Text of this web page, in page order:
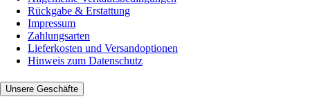
Rückgabe & Erstattung
Impressum
Zahlungsarten
Lieferkosten und Versandoptionen
Hinweis zum Datenschutz
Unsere Geschäfte